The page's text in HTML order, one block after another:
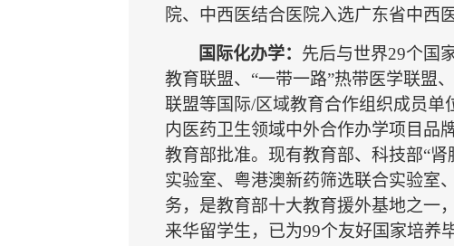
院、中西医结合医院入选广东省中西
国际化办学： 先后与世界29个国
教育联盟、“一带一路”热带医学联盟
联盟等国际/区域教育合作组织成员
内医药卫生领域中外合作办学项目品
教育部批准。现有教育部、科技部“
实验室、粤港澳新药筛选联合实验室
务，是教育部十大教育援外基地之一
来华留学生，已为99个友好国家培养